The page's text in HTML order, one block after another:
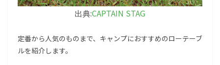
出典:CAPTAIN STAG
定番から人気のものまで、キャンプにおすすめのローテーブ
ルを紹介します。